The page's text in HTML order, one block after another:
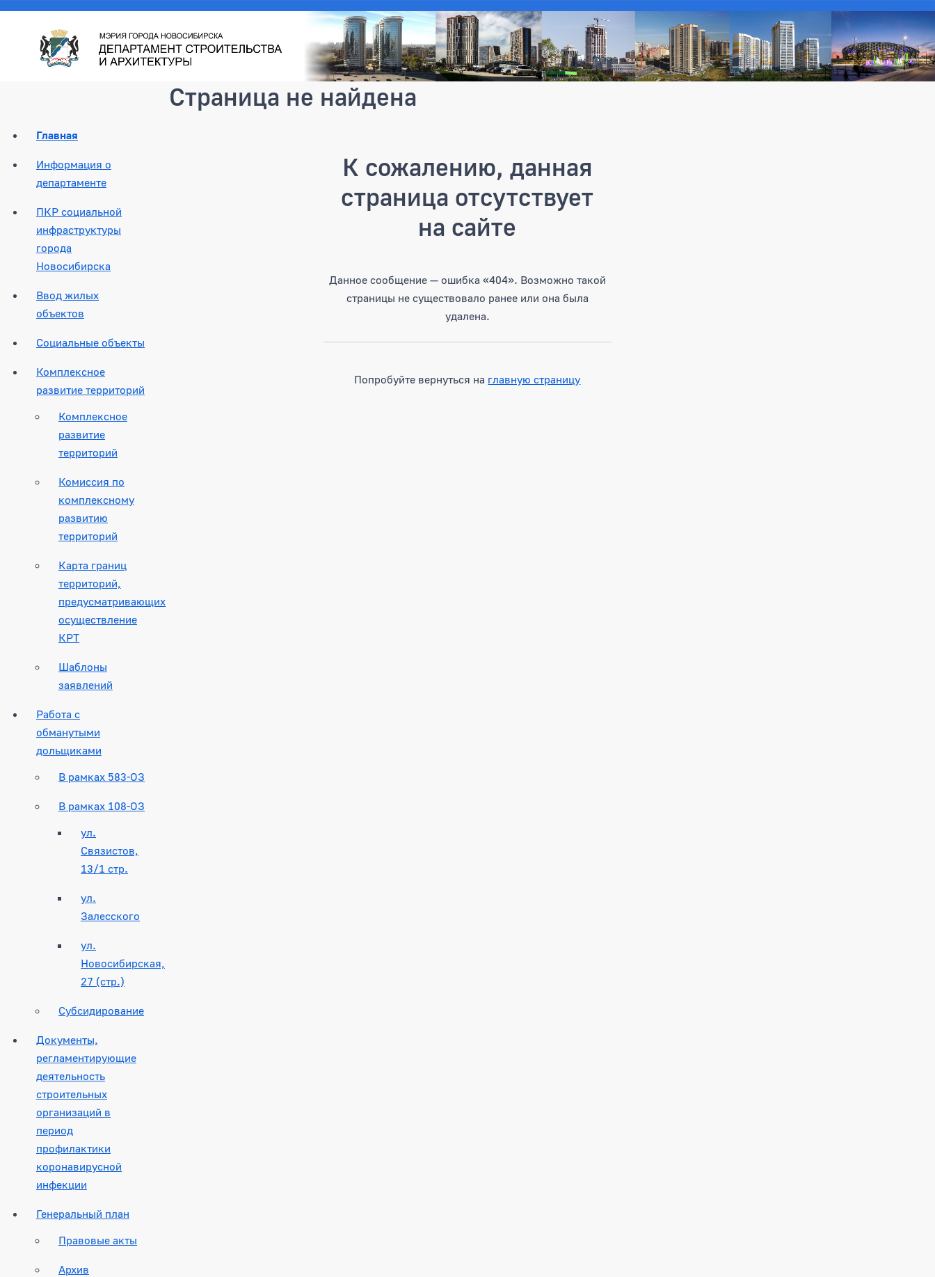
Главная
Информация о
департаменте
ПКР социальной
инфраструктуры
города
Новосибирска
Ввод жилых
объектов
Социальные объекты
Комплексное
развитие территорий
Комплексное
развитие
территорий
Комиссия по
комплексному
развитию
территорий
Карта границ
территорий,
предусматривающих
осуществление
КРТ
Шаблоны
заявлений
Работа с
обманутыми
дольщиками
В рамках 583-ОЗ
В рамках 108-ОЗ
ул.
Связистов,
13/1 стр.
ул.
Залесского
ул.
Новосибирская,
27 (стр.)
Субсидирование
Документы,
регламентирующие
деятельность
строительных
организаций в
период
профилактики
коронавирусной
инфекции
Генеральный план
Правовые акты
Архив
Страница не найдена
К сожалению, данная
страница отсутствует
на сайте
Данное сообщение — ошибка «404». Возможно такой
страницы не существовало ранее или она была
удалена.
Попробуйте вернуться на главную страницу